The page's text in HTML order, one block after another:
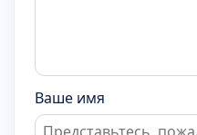
Ваше имя